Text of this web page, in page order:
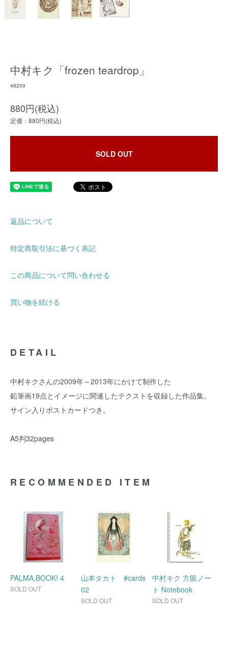
中村キク「frozen teardrop」
48209
880円(税込)
定価：880円(税込)
SOLD OUT
返品について
特定商取引法に基づく表記
この商品について問い合わせる
買い物を続ける
DETAIL
中村キクさんの2009年～2013年にかけて制作した
鉛筆画19点とイメージに関連したテクストを収録した作品集。
サイン入りポストカードつき。
A5判32pages
RECOMMENDED ITEM
PALMA,BOOK! 4
SOLD OUT
山本タカト #cards
02
SOLD OUT
中村キク 方眼ノー
ト Notebook
SOLD OUT